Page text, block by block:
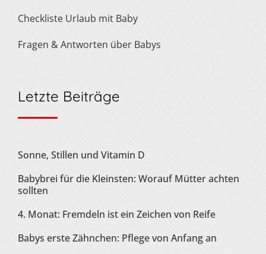
Checkliste Urlaub mit Baby
Fragen & Antworten über Babys
Letzte Beiträge
Sonne, Stillen und Vitamin D
Babybrei für die Kleinsten: Worauf Mütter achten
sollten
4. Monat: Fremdeln ist ein Zeichen von Reife
Babys erste Zähnchen: Pflege von Anfang an